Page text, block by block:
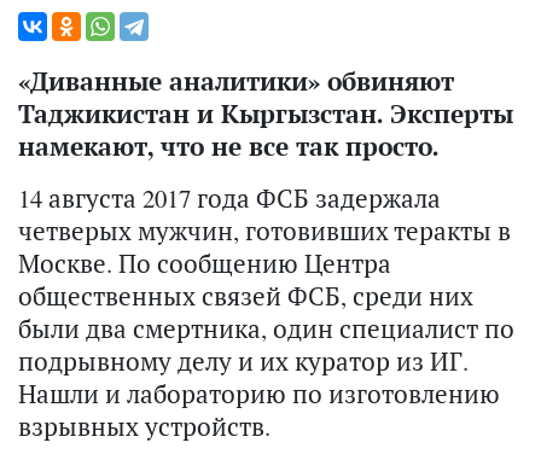
«Диванные аналитики» обвиняют
Таджикистан и Кыргызстан. Эксперты
намекают, что не все так просто.
14 августа 2017 года ФСБ задержала
четверых мужчин, готовивших теракты в
Москве. По сообщению Центра
общественных связей ФСБ, среди них
были два смертника, один специалист по
подрывному делу и их куратор из ИГ.
Нашли и лабораторию по изготовлению
взрывных устройств.